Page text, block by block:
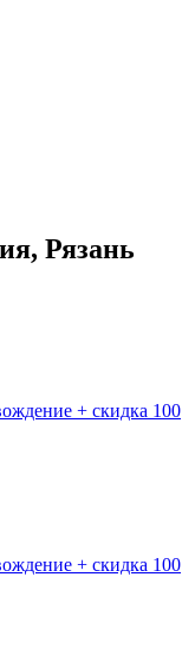
Рязань
+ скидка 100
+ скидка 100